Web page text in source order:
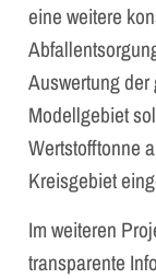
eine weitere
Auswertung
Modellgebiet
Wertstofftonne
Kreisgebiet
Im weiteren
transparente